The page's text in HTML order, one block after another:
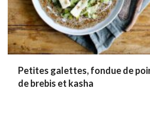
Petites galettes, fondue de
de brebis et kasha